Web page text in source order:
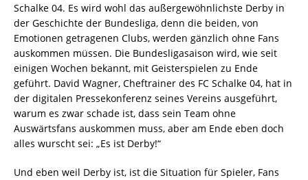
Schalke 04. Es wird wohl das außergewöhnlichste Derby in
der Geschichte der Bundesliga, denn die beiden, von
Emotionen getragenen Clubs, werden gänzlich ohne Fans
auskommen müssen. Die Bundesligasaison wird, wie seit
einigen Wochen bekannt, mit Geisterspielen zu Ende
geführt. David Wagner, Cheftrainer des FC Schalke 04, hat in
der digitalen Pressekonferenz seines Vereins ausgeführt,
warum es zwar schade ist, dass sein Team ohne
Auswärtsfans auskommen muss, aber am Ende eben doch
alles wurscht sei: „Es ist Derby!“
Und eben weil Derby ist, ist die Situation für Spieler, Fans